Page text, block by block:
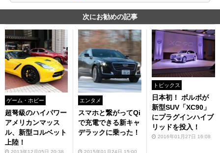
次にお勧めの記事
ゲーム・ホビー
超弩級のハイパワー
アメリカンマッス
ル、新型コルベット
上陸！
2013年12月05日 20:38
エンタメ
スマホと繋がってQi
で充電できる新キャ
デラックに乗った！
2015年01月24日 15:00
トピックス
日本初！ ボルボが
新型SUV「XC90」
にプラグインハイブ
リッドを投入！
2016年01月27日 16:08